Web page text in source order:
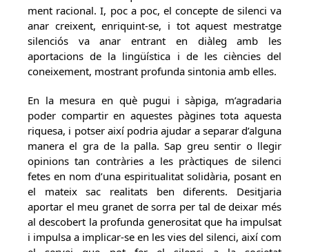
ment racional. I, poc a poc, el concepte de silenci va
anar creixent, enriquint-se, i tot aquest mestratge
silenciós va anar entrant en diàleg amb les
aportacions de la lingüística i de les ciències del
coneixement, mostrant profunda sintonia amb elles.
En la mesura en què pugui i sàpiga, m’agradaria
poder compartir en aquestes pàgines tota aquesta
riquesa, i potser així podria ajudar a separar d’alguna
manera el gra de la palla. Sap greu sentir o llegir
opinions tan contràries a les pràctiques de silenci
fetes en nom d’una espiritualitat solidària, posant en
el mateix sac realitats ben diferents. Desitjaria
aportar el meu granet de sorra per tal de deixar més
al descobert la profunda generositat que ha impulsat
i impulsa a implicar-se en les vies del silenci, així com